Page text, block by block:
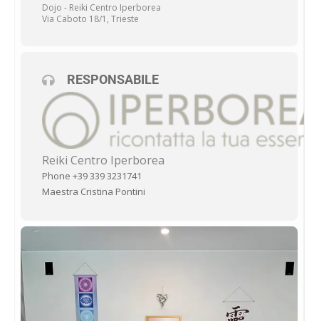
Dojo - Reiki Centro Iperborea
Via Caboto 18/1, Trieste
RESPONSABILE
Reiki Centro Iperborea
Phone +39 339 3231741
Maestra Cristina Pontini